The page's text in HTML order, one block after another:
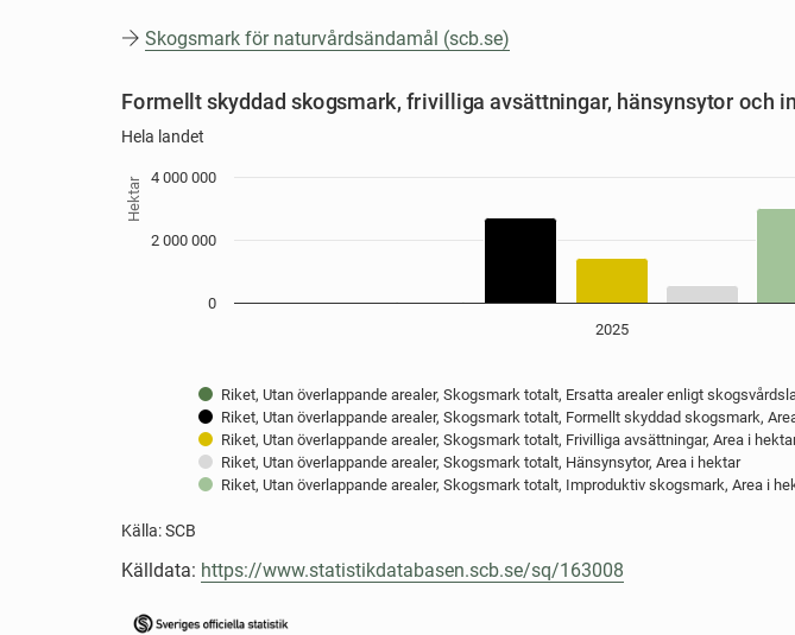
Skogsmark för naturvårdsändamål (scb.se)
Formellt skyddad skogsmark, frivilliga
Bar chart with 5 data series.
Källa: SCB
View as data table, Formellt skyddad skogsmark, frivilliga avsättningar, hänsynsytor och
The chart has 1 X axis displaying Skyddsform.
The chart has 1 Y axis displaying Hektar. Data ranges from 17800 to 3000400.
Hektar
Formellt skyddad skogsmark, frivilliga avsättningar, hänsynsytor och
Hela landet
Källa: SCB
Riket, Utan överlappande arealer, Skogsmark totalt, Ersatta arealer enligt
Riket, Utan överlappande arealer, Skogsmark totalt, Formellt skyddad skogsmark,
Riket, Utan överlappande arealer, Skogsmark totalt, Frivilliga avsättningar, Area i
Riket, Utan överlappande arealer, Skogsmark totalt, Hänsynsytor, Area i hektar
Riket, Utan överlappande arealer, Skogsmark totalt, Improduktiv skogsmark, Area i
2025
0
2 000 000
4 000 000
End of interactive chart.
Källdata: https://www.statistikdatabasen.scb.se/sq/163008